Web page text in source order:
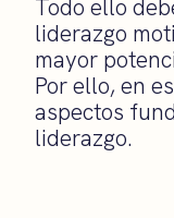
Todo ello
liderazgo
mayor
Por ello, en
aspectos
liderazgo.